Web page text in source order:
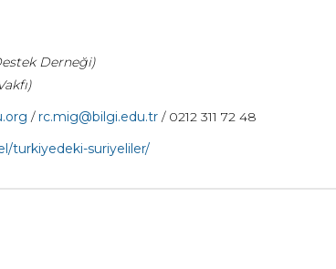
Derneği)
/ rc.mig@bilgi.edu.tr/ 0212 311 72 48
turkiyedeki-suriyeliler/